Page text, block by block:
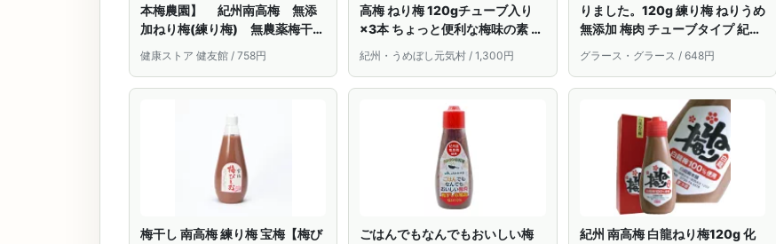
本梅農園】 紀州南高梅 無添
加ねり梅(練り梅) 無農薬梅干し
(梅肉)で作ったねり梅/ねりうめ/
梅肉/無添加/国産/チューブ/梅び
しお/無着色
健康ストア 健友館 / 758円
高梅 ねり梅 120gチューブ入り
×3本 ちょっと便利な梅味の素 梅
肉ねり梅 和歌山 みなべ 梅 梅びし
お 簡単ナイロン袋入り 同梱不可
日時指定不可
紀州・うめぼし元気村 / 1,300円
りました。120g 練り梅 ねりうめ
無添加 梅肉 チューブタイプ 紀州
南高梅 和歌山県産【楽天ランキ
ング1位】中本農園 ねり梅 梅肉
国産 練梅 梅びしお 無着色 紀州
グラース・グラース / 648円
梅干し 南高梅 練り梅 宝梅【梅び
ごはんでもなんでもおいしい梅
紀州 南高梅 白龍ねり梅120g 化